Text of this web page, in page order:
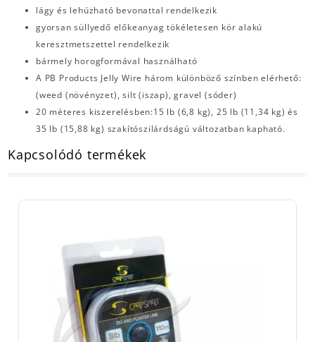
lágy és lehúzható bevonattal rendelkezik
gyorsan süllyedő előkeanyag tökéletesen kör alakú
keresztmetszettel rendelkezik
bármely horogformával használható
A PB Products Jelly Wire három különböző színben elérhető:
(weed (növényzet), silt (iszap), gravel (sóder)
20 méteres kiszerelésben:15 lb (6,8 kg), 25 lb (11,34 kg) és
35 lb (15,88 kg) szakítószilárdságú változatban kapható.
Kapcsolódó termékek